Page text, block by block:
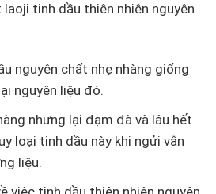
laoji tinh dầu thiên nhiên nguyên
nguyên chất nhẹ nhàng giống
nguyên liệu đó.
nhưng lại đạm đà và lâu hết
loại tinh dầu này khi ngửi vẫn
liệu.